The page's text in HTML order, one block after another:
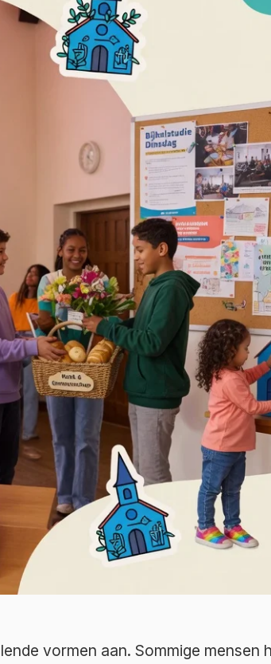
vormen aan. Sommige mensen